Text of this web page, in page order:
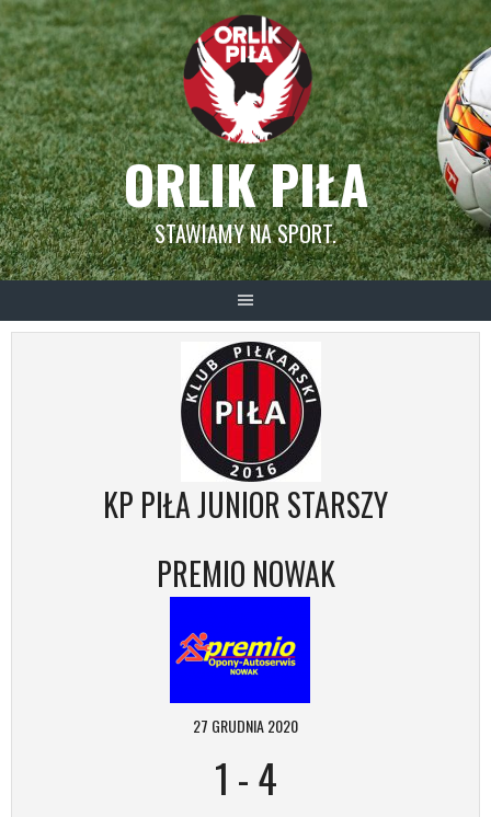
Skip
to
content
ORLIK PIŁA
STAWIAMY NA SPORT.
KP PIŁA JUNIOR STARSZY
PREMIO NOWAK
27 GRUDNIA 2020
1 -4